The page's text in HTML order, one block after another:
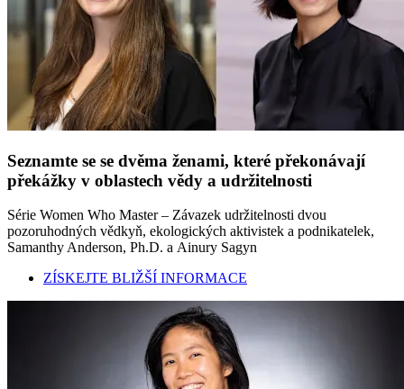
Seznamte se se dvěma ženami, které překonávají
překážky v oblastech vědy a udržitelnosti
Série Women Who Master – Závazek udržitelnosti dvou
pozoruhodných vědkyň, ekologických aktivistek a podnikatelek,
Samanthy Anderson, Ph.D. a Ainury Sagyn
ZÍSKEJTE BLIŽŠÍ INFORMACE